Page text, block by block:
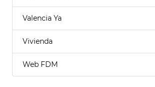
Valencia Ya
Vivienda
Web FDM